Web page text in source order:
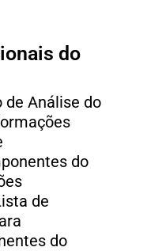
do
de Análise do
do
de
do